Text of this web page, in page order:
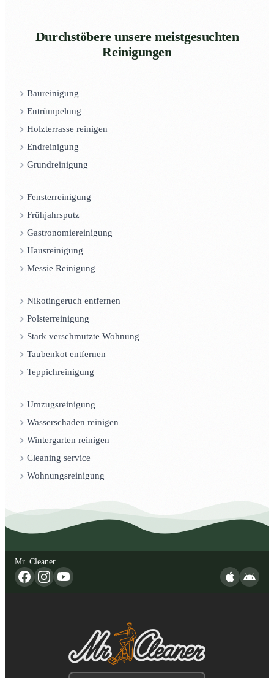
Durchstöbere unsere meistgesuchten
Reinigungen
Baureinigung
Entrümpelung
Holzterrasse reinigen
Endreinigung
Grundreinigung
Fensterreinigung
Frühjahrsputz
Gastronomiereinigung
Hausreinigung
Messie Reinigung
Nikotingeruch entfernen
Polsterreinigung
Stark verschmutzte Wohnung
Taubenkot entfernen
Teppichreinigung
Umzugsreinigung
Wasserschaden reinigen
Wintergarten reinigen
Cleaning service
Wohnungsreinigung
Mr. Cleaner